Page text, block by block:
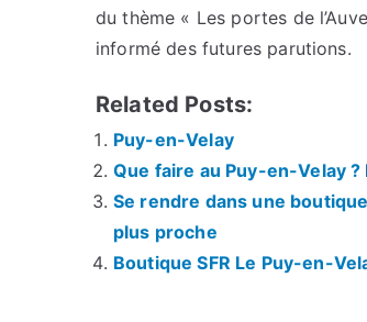
du thème « Les portes de
informé des futures parutions.
Related Posts:
Puy-en-Velay
Que faire au Puy-en-Velay
Se rendre dans une
plus proche
Boutique SFR Le Puy-en-